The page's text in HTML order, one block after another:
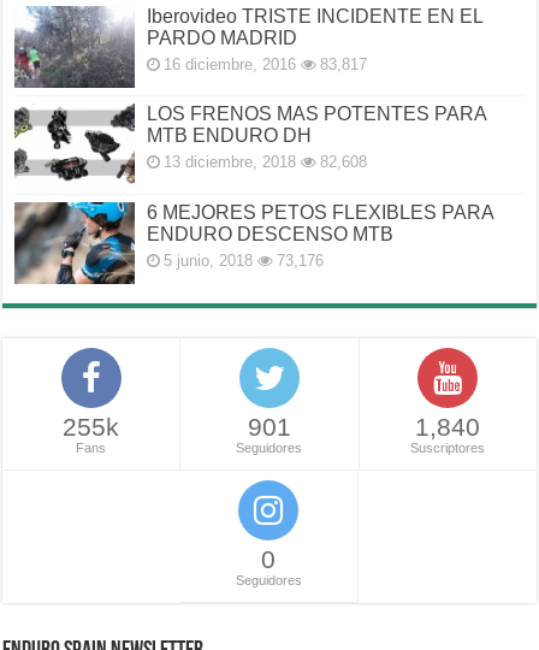
Iberovideo TRISTE INCIDENTE EN EL
PARDO MADRID
16 diciembre, 2016 83,817
LOS FRENOS MAS POTENTES PARA
MTB ENDURO DH
13 diciembre, 2018 82,608
6 MEJORES PETOS FLEXIBLES PARA
ENDURO DESCENSO MTB
5 junio, 2018 73,176
255k
Fans
901
Seguidores
1,840
Suscriptores
0
Seguidores